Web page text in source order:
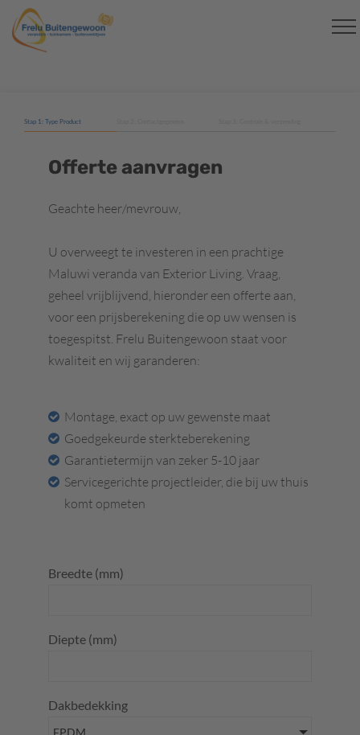
Stap 1: Type Product
Offerte aanvragen
Geachte heer/mevrouw,
U overweegt te investeren in een prachtige
Maluwi veranda van Exterior Living. Vraag,
geheel vrijblijvend, hieronder een offerte aan,
voor een prijsberekening die op uw wensen is
toegespitst. Frelu Buitengewoon staat voor
kwaliteit en wij garanderen:
Montage, exact op uw gewenste maat
Goedgekeurde sterkteberekening
Garantietermijn van zeker 5-10 jaar
Servicegerichte projectleider, die bij uw thuis
komt opmeten
Breedte (mm)
Diepte (mm)
Dakbedekking